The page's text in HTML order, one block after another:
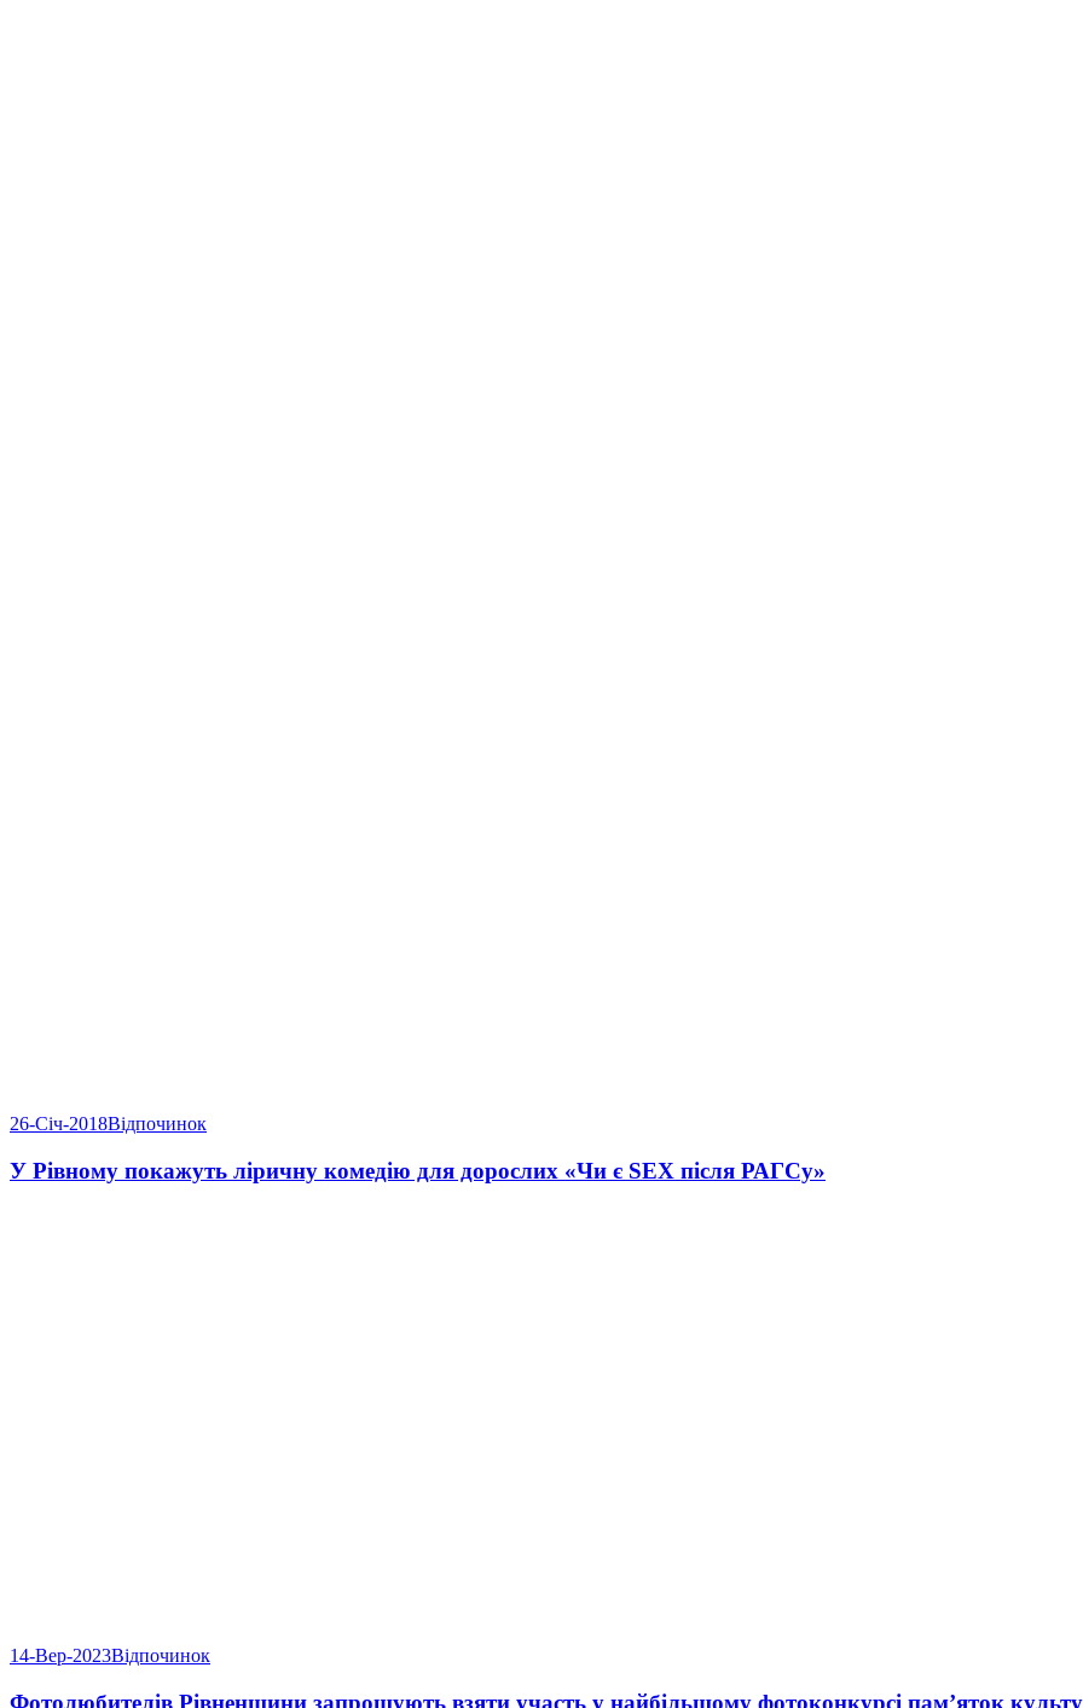
26-Січ-2018Відпочинок
У Рівному покажуть ліричну комедію для дорослих «Чи є SEX після РАГСу»
14-Вер-2023Відпочинок
Фотолюбителів Рівненщини запрошують взяти участь у найбільшому фотоконкурсі пам’яток